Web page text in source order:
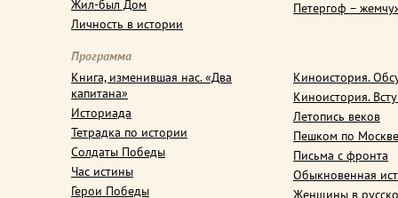
Жил-был Дом
Личность в истории
Петергоф –
Программа
Книга, изменившая нас. «Два
капитана»
Историада
Тетрадка по истории
Солдаты Победы
Час истины
Герои Победы
Киноистория.
Киноистория.
Летопись веков
Пешком по Москве
Письма с фронта
Обыкновенная
Женщины в